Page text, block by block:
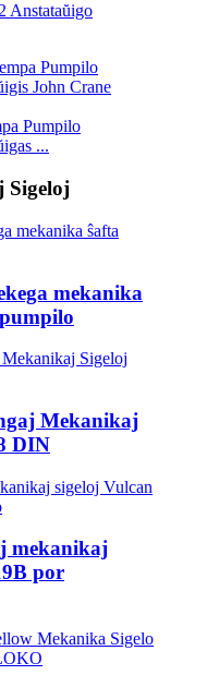
Anstataŭigo
Pumpilo
...
Sigeloj
mekanika
Mekanikaj
DIN
mekanikaj
por